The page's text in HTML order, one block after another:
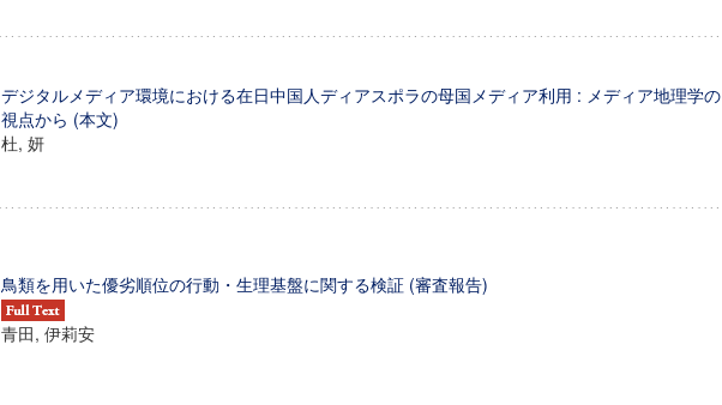
デジタルメディア環境における在日中国人ディアスポラの母国メディア利用 : メディア地理学の
視点から (本文)
杜, 妍
鳥類を用いた優劣順位の行動・生理基盤に関する検証 (審査報告)
青田, 伊莉安